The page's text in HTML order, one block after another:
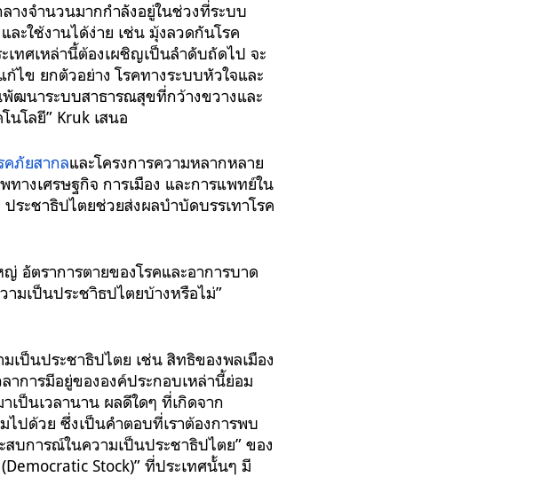
างจำนวนมากกำลังอยู่ในช่วงที่ระบบ
ะใช้งานได้ง่าย เช่น มุ้งลวดกันโรค
ทศเหล่านี้ต้องเผชิญเป็นลำดับถัดไป จะ
ไข ยกตัวอย่าง โรคทางระบบหัวใจและ
พัฒนาระบบสาธารณสุขที่กว้างขวางและ
นโลยี” Kruk เสนอ
คภัยสากลและโครงการความหลากหลาย
างเศรษฐกิจ การเมือง และการแพทย์ใน
ระชาธิปไตยช่วยส่งผลบำบัดบรรเทาโรค
อัตราการตายของโรคและอาการบาด
มเป็นประชาิธปไตยบ้างหรือไม่”
เป็นประชาธิปไตย เช่น สิทธิของพลเมือง
ลาการมีอยู่ขององค์ประกอบเหล่านี้ย่อม
เป็นเวลานาน ผลดีใดๆ ที่เกิดจาก
ปด้วย ซึ่งเป็นคำตอบที่เราต้องการพบ
บการณ์ในความเป็นประชาธิปไตย” ของ
Stock)” ที่ประเทศนั้นๆ มี